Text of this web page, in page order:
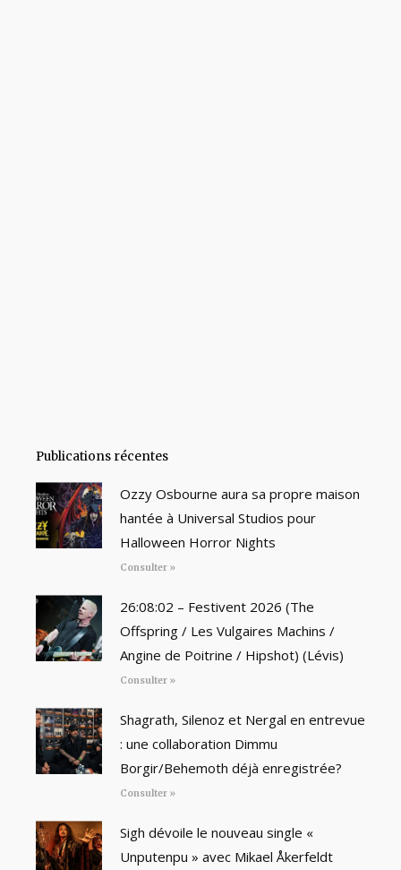
Publications récentes
Ozzy Osbourne aura sa propre maison
hantée à Universal Studios pour
Halloween Horror Nights
Consulter »
26:08:02 – Festivent 2026 (The
Offspring / Les Vulgaires Machins /
Angine de Poitrine / Hipshot) (Lévis)
Consulter »
Shagrath, Silenoz et Nergal en entrevue
: une collaboration Dimmu
Borgir/Behemoth déjà enregistrée?
Consulter »
Sigh dévoile le nouveau single «
Unputenpu » avec Mikael Åkerfeldt